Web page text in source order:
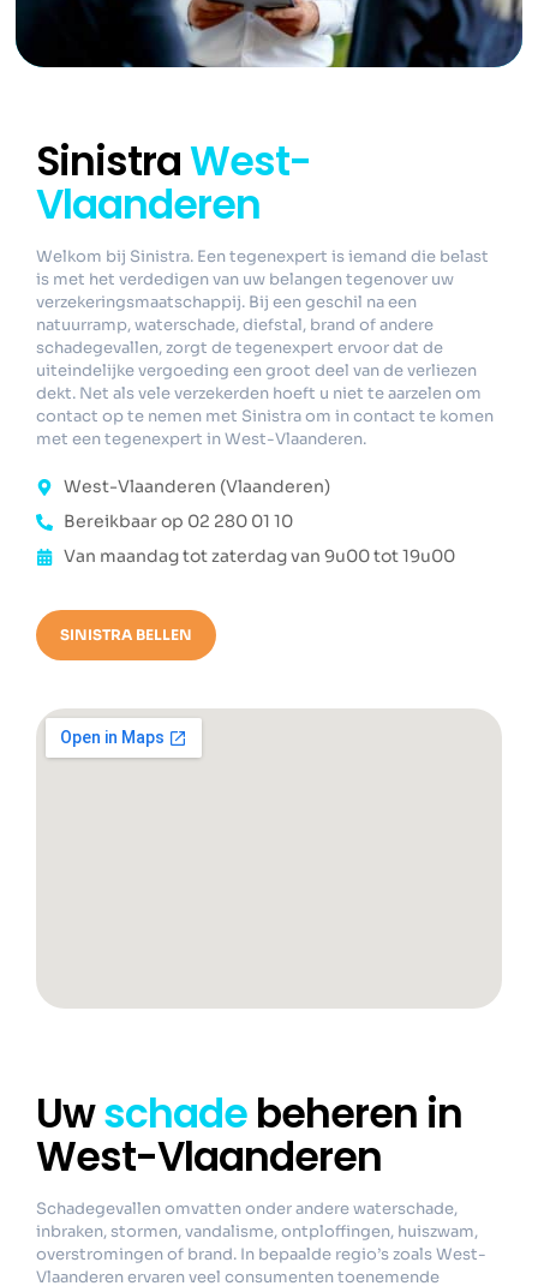
SinistraWest-
Vlaanderen
Welkom bij Sinistra. Een tegenexpert is iemand die belast
is met het verdedigen van uw belangen tegenover uw
verzekeringsmaatschappij. Bij een geschil na een
natuurramp, waterschade, diefstal, brand of andere
schadegevallen, zorgt de tegenexpert ervoor dat de
uiteindelijke vergoeding een groot deel van de verliezen
dekt. Net als vele verzekerden hoeft u niet te aarzelen om
contact op te nemen met Sinistra om in contact te komen
met een tegenexpert in West-Vlaanderen.
West-Vlaanderen (Vlaanderen)
Bereikbaar op 02 280 01 10
Van maandag tot zaterdag van 9u00 tot 19u00
SINISTRA BELLEN
Uwschadebeheren in
West-Vlaanderen
Schadegevallen omvatten onder andere waterschade,
inbraken, stormen, vandalisme, ontploffingen, huiszwam,
overstromingen of brand. In bepaalde regio’s zoals West-
Vlaanderen ervaren veel consumenten toenemende